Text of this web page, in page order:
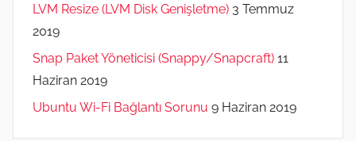
LVM Resize (LVM Disk Genişletme) 3 Temmuz
2019
Snap Paket Yöneticisi (Snappy/Snapcraft) 11
Haziran 2019
Ubuntu Wi-Fi Bağlantı Sorunu 9 Haziran 2019